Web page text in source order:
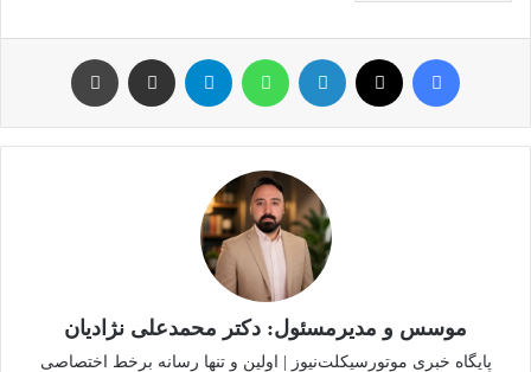
فیس بوک لینکدین تلگرام اشتراک گذاری از طریق ایمیل
موسس و مدیرمسئول: دکتر محمدعلی نژادیان
پایگاه خبری موتورسیکلت‌نیوز | اولین و تنها رسانه برخط اختصاصی